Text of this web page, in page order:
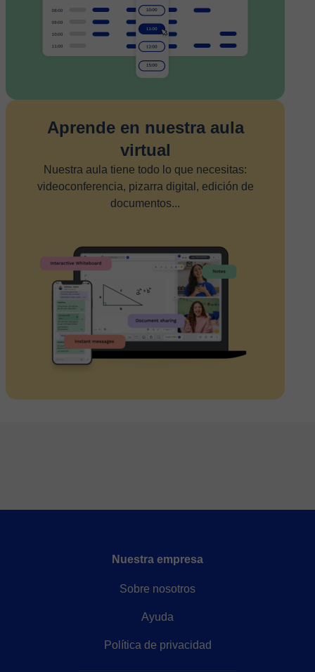
Aprende en nuestra aula
virtual
Nuestra aula tiene todo lo que necesitas:
videoconferencia, pizarra digital, edición de
documentos...
Nuestra empresa
Sobre nosotros
Ayuda
Política de privacidad